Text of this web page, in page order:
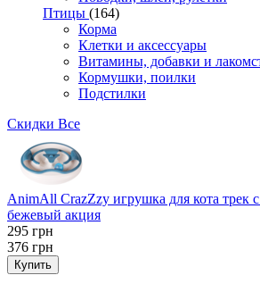
Птицы (164)
Корма
Клетки и аксессуары
Витамины, добавки и
Кормушки, поилки
Подстилки
Скидки Все
AnimAll CrazZzy игрушка для кота трек
бежевый акция
295 грн
376 грн
Купить